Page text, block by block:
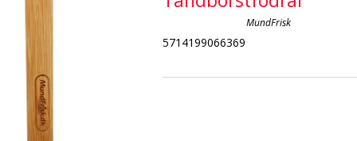
MundFrisk
5714199066369